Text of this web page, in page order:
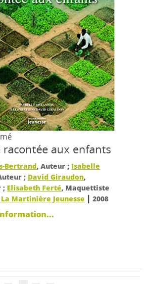
racontée aux enfants
Bertrand, Auteur ; Isabelle
; David Giraudon,
; Elisabeth Ferté, Maquettiste
La Martinière Jeunesse |2008